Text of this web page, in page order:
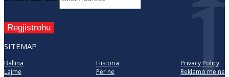
Regjistrohu
SITEMAP
Ballina
Lajme
Historia
Për ne
Privacy Policy
Reklamo me ne